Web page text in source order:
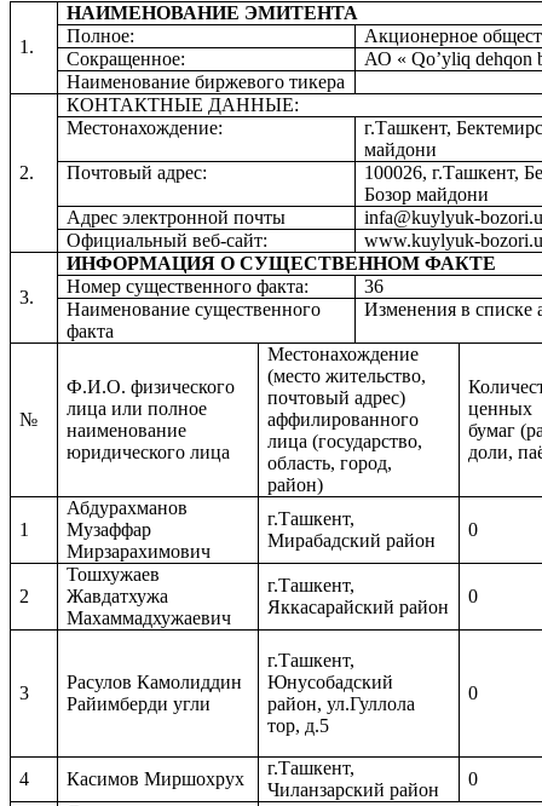
1.
НАИМЕНОВАНИЕ ЭМИТЕНТА
Полное:
Акционерное
Сокращенное:
АО « Qo’yliq dehqon
Наименование биржевого тикера
2.
КОНТАКТНЫЕ ДАННЫЕ:
Местонахождение:
г.Ташкент,
майдони
Почтовый адрес:
100026, г.Ташкент,
Бозор майдони
Адрес электронной почты
infa@kuylyuk-bozori
Официальный веб-сайт:
www.kuylyuk-bozori.
3.
ИНФОРМАЦИЯ О СУЩЕСТВЕННОМ ФАКТЕ
Номер существенного факта:
36
Наименование существенного
факта
Изменения в
№
Ф.И.О. физического
лица или полное
наименование
юридического лица
Местонахождение
(место жительство,
почтовый адрес)
аффилированного
лица (государство,
область, город,
район)
ценных
бумаг
доли,
1
Абдурахманов
Музаффар
Мирзарахимович
г.Ташкент,
Мирабадский район
0
2
Тошхужаев
Жавдатхужа
Махаммадхужаевич
г.Ташкент,
Яккасарайский район
0
3
Расулов Камолиддин
Райимберди угли
г.Ташкент,
Юнусобадский
район, ул.Гуллола
тор, д.5
0
4 Касимов Миршохрух
г.Ташкент,
Чиланзарский район
0